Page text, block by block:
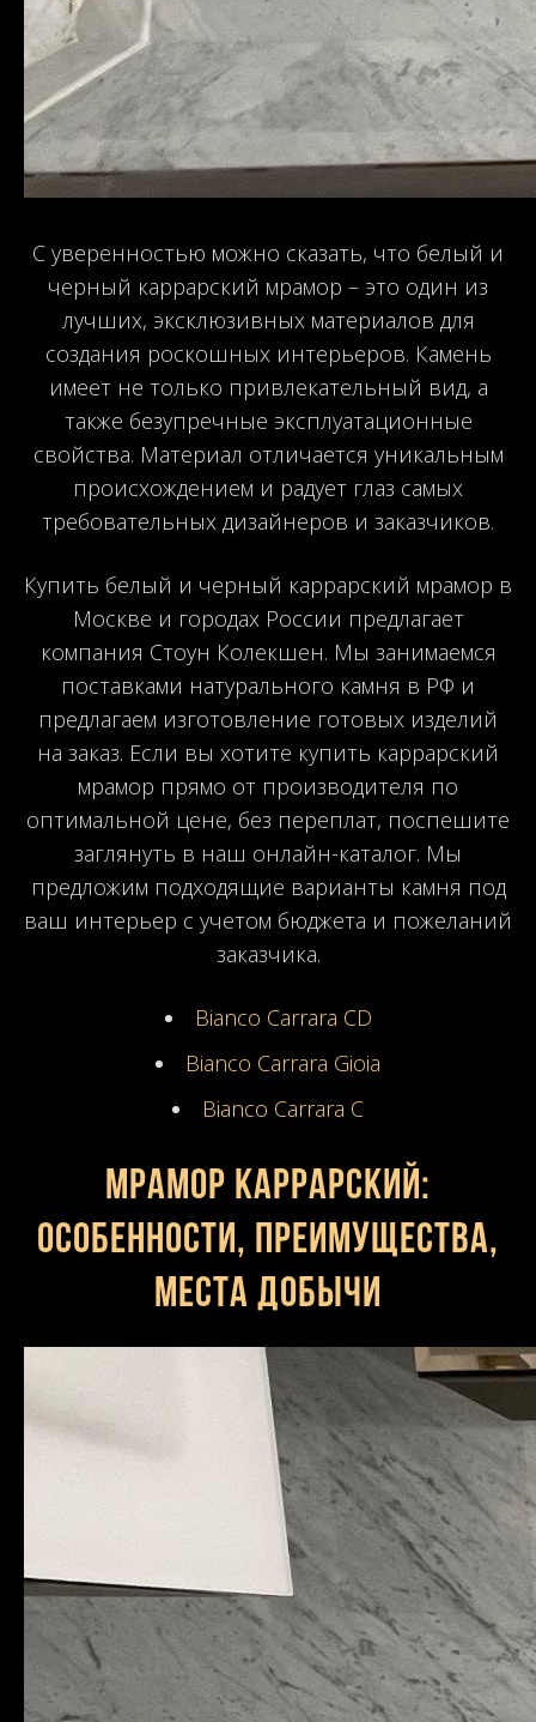
С уверенностью можно сказать, что белый и
черный каррарский мрамор – это один из
лучших, эксклюзивных материалов для
создания роскошных интерьеров. Камень
имеет не только привлекательный вид, а
также безупречные эксплуатационные
свойства. Материал отличается уникальным
происхождением и радует глаз самых
требовательных дизайнеров и заказчиков.
Купить белый и черный каррарский мрамор в
Москве и городах России предлагает
компания Стоун Колекшен. Мы занимаемся
поставками натурального камня в РФ и
предлагаем изготовление готовых изделий
на заказ. Если вы хотите купить каррарский
мрамор прямо от производителя по
оптимальной цене, без переплат, поспешите
заглянуть в наш онлайн-каталог. Мы
предложим подходящие варианты камня под
ваш интерьер с учетом бюджета и пожеланий
заказчика.
Bianco Carrara CD
Bianco Carrara Gioia
Bianco Carrara C
Мрамор каррарский:
особенности, преимущества,
места добычи